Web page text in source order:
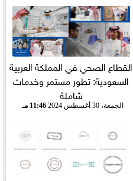
القطاع الصحي في المملكة العربية
السعودية: تطور مستمر وخدمات
شاملة
الجمعة، 30 أغسطس 2024 11:46 مـ